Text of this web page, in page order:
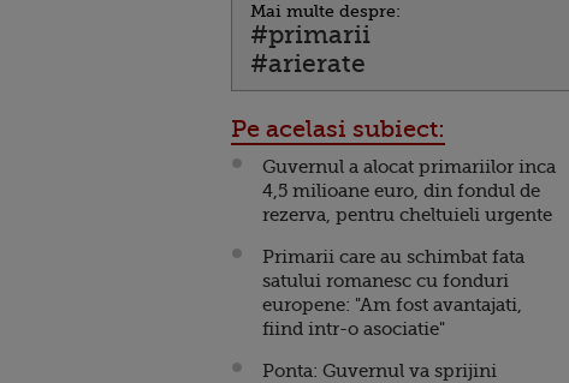
Mai multe despre:
#primarii
#arierate
Pe acelasi subiect:
Guvernul a alocat primariilor inca
4,5 milioane euro, din fondul de
rezerva, pentru cheltuieli urgente
Primarii care au schimbat fata
satului romanesc cu fonduri
europene: "Am fost avantajati,
fiind intr-o asociatie"
Ponta: Guvernul va sprijini